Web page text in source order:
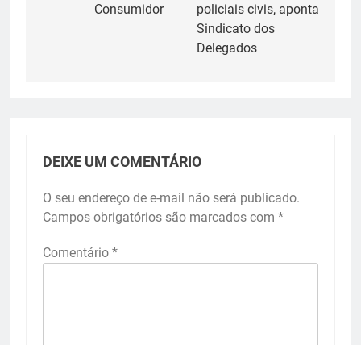
Consumidor
policiais civis, aponta
Sindicato dos
Delegados
DEIXE UM COMENTÁRIO
O seu endereço de e-mail não será publicado.
Campos obrigatórios são marcados com *
Comentário *